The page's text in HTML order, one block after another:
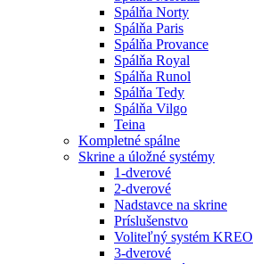
Spálňa Norty
Spálňa Paris
Spálňa Provance
Spálňa Royal
Spálňa Runol
Spálňa Tedy
Spálňa Vilgo
Teina
Kompletné spálne
Skrine a úložné systémy
1-dverové
2-dverové
Nadstavce na skrine
Príslušenstvo
Voliteľný systém KREO
3-dverové